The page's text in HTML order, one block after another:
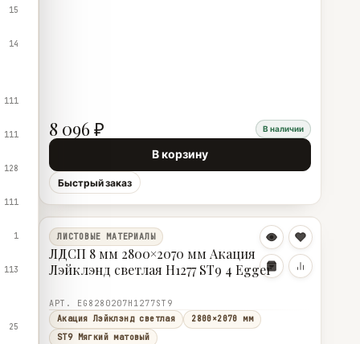
15
14
111
111
128
111
1
113
25
8 096 ₽ В наличии
В корзину
Быстрый заказ
ЛИСТОВЫЕ МАТЕРИАЛЫ
ЛДСП 8 мм 2800×2070 мм Акация
Лэйклэнд светлая H1277 ST9 4 Egger
АРТ. EG8280207H1277ST9
Акация Лэйклэнд светлая
2800×2070 мм
ST9 Мягкий матовый